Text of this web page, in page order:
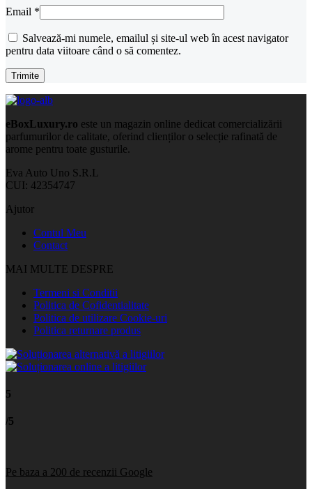
Email *
Salvează-mi numele, emailul și site-ul web în acest navigator
pentru data viitoare când o să comentez.
eBoxLuxury.ro este un magazin online dedicat comercializării
parfumurilor de calitate, oferind clienților o selecție rafinată de
arome pentru toate gusturile.
Eva Auto Uno S.R.L
CUI: 42354747
Ajutor
Contul Meu
Contact
MAI MULTE DESPRE
Termeni si Conditii
Politica de Cofidentialitate
Politica de utilizare Cookie-uri
Politica returnare produs
5
/5
Pe baza a 200 de recenzii Google